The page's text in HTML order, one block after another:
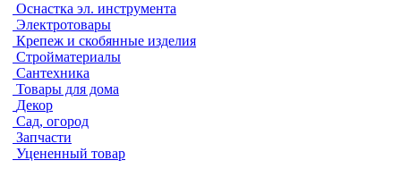
Оснастка эл. инструмента
Электротовары
Крепеж и скобянные изделия
Стройматериалы
Сантехника
Товары для дома
Декор
Сад, огород
Запчасти
Уцененный товар